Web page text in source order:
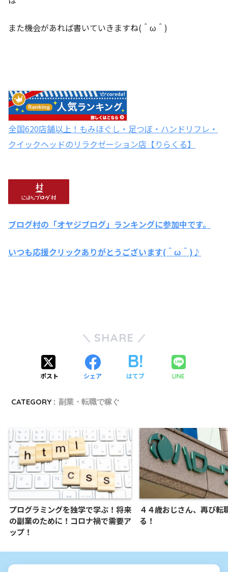
また機会があれば書いていきますね(＾ω＾)
全国620店舗以上！もみほぐし・足つぼ・ハンドリフレ・
クイックヘッドのリラクゼーション店【りらくる】
ブログ村の「オヤジブログ」ランキングに参加中です。
いつも応援クリックありがとうございます(＾ω＾)♪
SHARE
ポスト シェア はてブ LINE
CATEGORY : 副業・転職で稼ぐ
プログラミングを独学で学ぶ！将来
の副業のために！コロナ禍で需要ア
ップ！
４４歳おじさん、再び転
る！